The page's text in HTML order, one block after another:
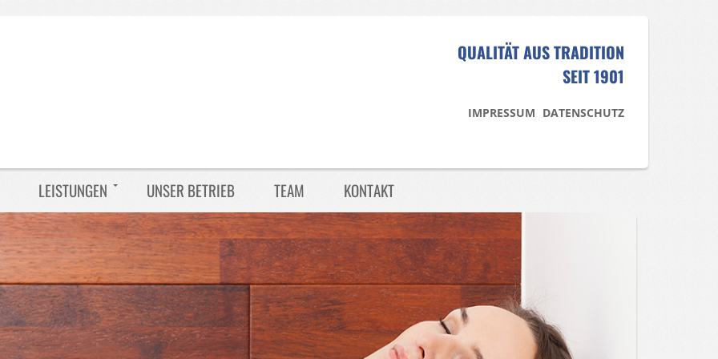
QUALITÄT AUS TRADITION
SEIT 1901
IMPRESSUM DATENSCHUTZ
LEISTUNGEN UNSER BETRIEB TEAM KONTAKT